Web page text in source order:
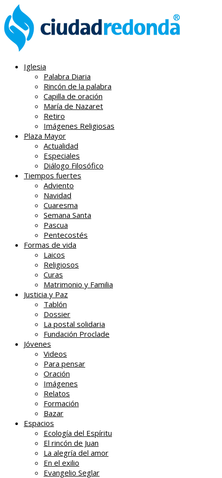
Iglesia
Palabra Diaria
Rincón de la palabra
Capilla de oración
María de Nazaret
Retiro
Imágenes Religiosas
Plaza Mayor
Actualidad
Especiales
Diálogo Filosófico
Tiempos fuertes
Adviento
Navidad
Cuaresma
Semana Santa
Pascua
Pentecostés
Formas de vida
Laicos
Religiosos
Curas
Matrimonio y Familia
Justicia y Paz
Tablón
Dossier
La postal solidaria
Fundación Proclade
Jóvenes
Videos
Para pensar
Oración
Imágenes
Relatos
Formación
Bazar
Espacios
Ecología del Espíritu
El rincón de Juan
La alegría del amor
En el exilio
Evangelio Seglar